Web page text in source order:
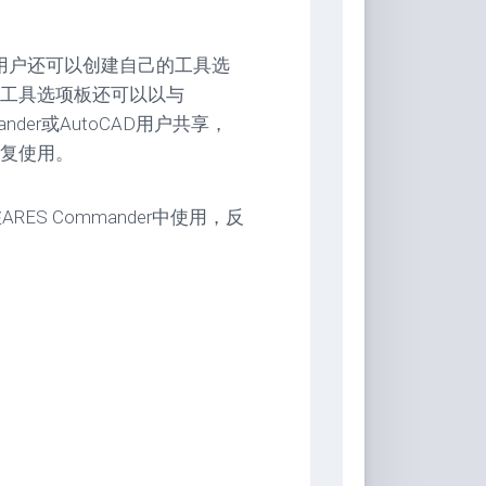
户还可以创建自己的工具选
具选项板还可以以与
或AutoCAD用户共享，
使用。
Commander中使用，反